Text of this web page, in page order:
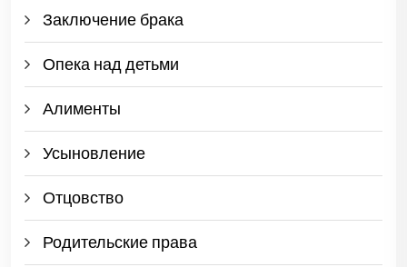
Заключение брака
Опека над детьми
Алименты
Усыновление
Отцовство
Родительские права